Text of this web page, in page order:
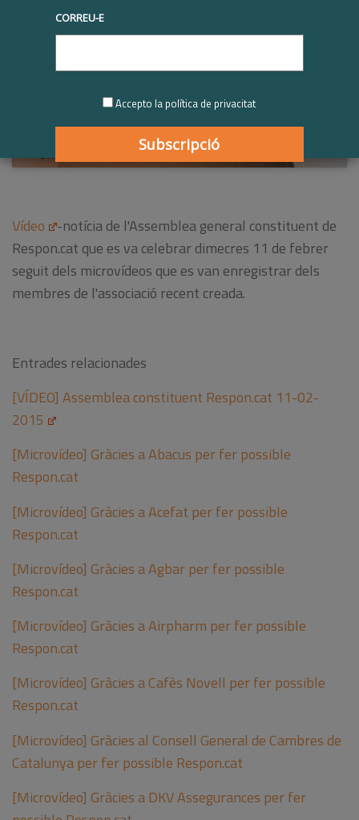
Vídeo
-notícia de l'Assemblea general constituent de
Respon.cat que es va celebrar dimecres 11 de febrer
seguit dels microvídeos que es van enregistrar dels
membres de l'associació recent creada.
Entrades relacionades
[VÍDEO] Assemblea constituent Respon.cat 11-02-
2015
[Microvídeo] Gràcies a Abacus per fer possible
Respon.cat
[Microvídeo] Gràcies a Acefat per fer possible
Respon.cat
[Microvídeo] Gràcies a Agbar per fer possible
Respon.cat
[Microvídeo] Gràcies a Airpharm per fer possible
Respon.cat
[Microvídeo] Gràcies a Cafès Novell per fer possible
Respon.cat
[Microvídeo] Gràcies al Consell General de Cambres de
Catalunya per fer possible Respon.cat
[Microvídeo] Gràcies a DKV Assegurances per fer
CORREU-E
Accepto la política de privacitat